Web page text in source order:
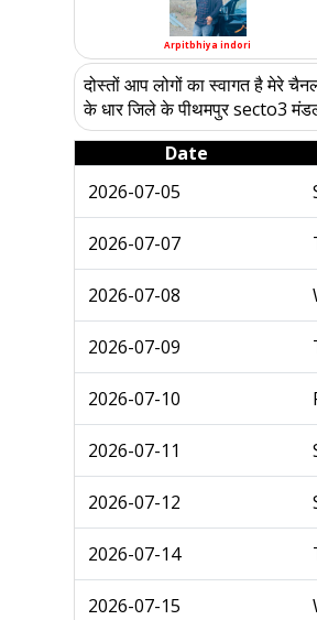
Arpitbhiya indori
दोस्तों आप लोगों का स्वागत है मेरे
के धार जिले के पीथमपुर secto3
Date
2026-07-05
2026-07-07
2026-07-08
2026-07-09
2026-07-10
2026-07-11
2026-07-12
2026-07-14
2026-07-15